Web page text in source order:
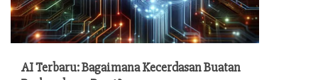
AI Terbaru: Bagaimana Kecerdasan Buatan